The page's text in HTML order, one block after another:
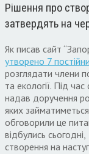
Рішення про
затвердять на
Як писав сайт
утворено 7
розглядати члени
та екології. Під
надав доручення
яких
обговорили це
відбулись
створення на